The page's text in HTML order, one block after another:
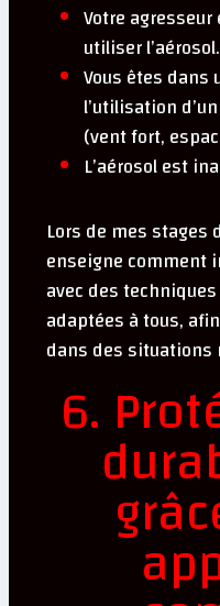
Votre
utiliser l’aérosol.
Vous êtes dans
l’utilisation
(vent fort,
L’aérosol est
Lors de mes stages
enseigne comment
avec des
adaptées à tous,
dans des situations
6.